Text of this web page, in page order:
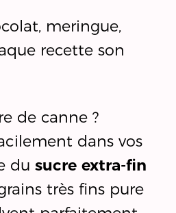
meringue,
recette son
de canne ?
dans vos
du sucre extra-fin
très fins pure